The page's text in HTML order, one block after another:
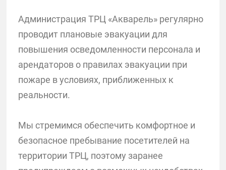
Администрация ТРЦ «Акварель» регулярно
проводит плановые эвакуации для
повышения осведомленности персонала и
арендаторов о правилах эвакуации при
пожаре в условиях, приближенных к
реальности.
Мы стремимся обеспечить комфортное и
безопасное пребывание посетителей на
территории ТРЦ, поэтому заранее